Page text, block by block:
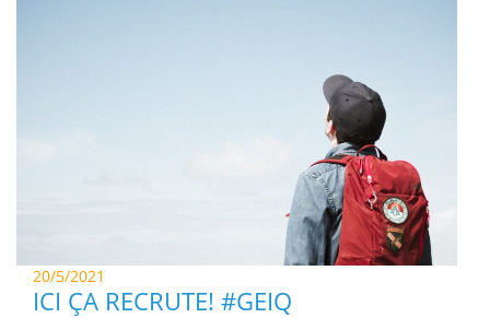
20/5/2021
ICI ÇA RECRUTE! #GEIQ